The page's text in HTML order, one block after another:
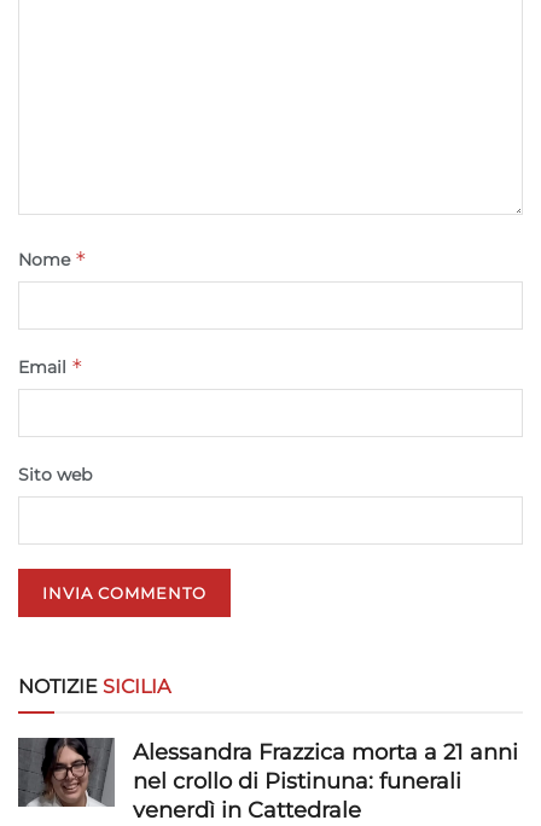
privacy.
Nome *
Email *
Sito web
NOTIZIE SICILIA
Alessandra Frazzica morta a 21 anni
nel crollo di Pistinuna: funerali
venerdì in Cattedrale